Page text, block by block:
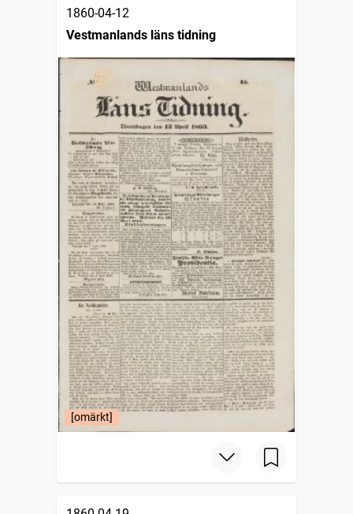
1860-04-12
Vestmanlands läns tidning
[omärkt]